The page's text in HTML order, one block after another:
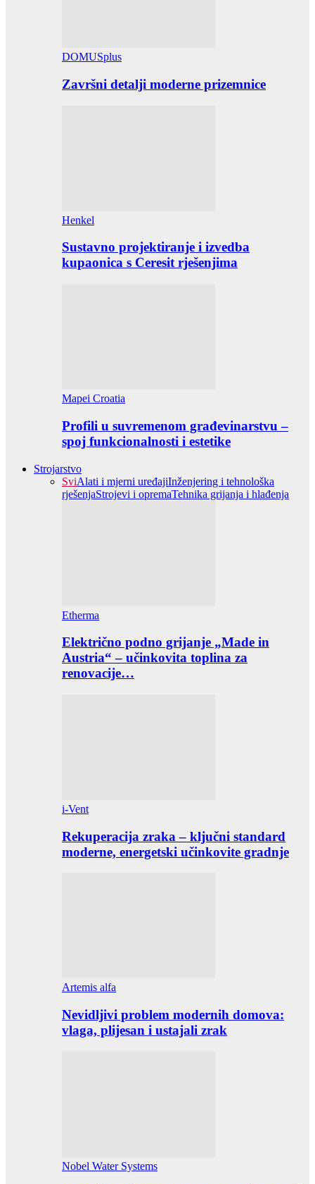
DOMUSplus
Završni detalji moderne prizemnice
Henkel
Sustavno projektiranje i izvedba
kupaonica s Ceresit rješenjima
Mapei Croatia
Profili u suvremenom građevinarstvu –
spoj funkcionalnosti i estetike
Strojarstvo
SviAlati i mjerni uređajiInženjering i tehnološka
rješenjaStrojevi i opremaTehnika grijanja i hlađenja
Etherma
Električno podno grijanje „Made in
Austria“ – učinkovita toplina za
renovacije…
i-Vent
Rekuperacija zraka – ključni standard
moderne, energetski učinkovite gradnje
Artemis alfa
Nevidljivi problem modernih domova:
vlaga, plijesan i ustajali zrak
Nobel Water Systems